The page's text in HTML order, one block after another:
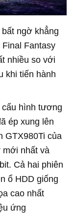
ngờ khẳng
Fantasy
nhiều so với
khi tiến hành
cấu hình tương
ép xung lên
GTX980Ti của
mới nhất và
Cả hai phiên
ổ HDD giống
cao nhất
ứng